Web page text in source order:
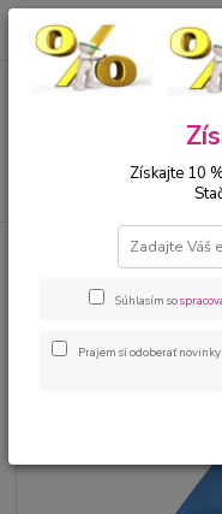
00421 905 612848
Kojenecké
Kojenecký
svetlá modrá
Získajte 10
Súhlasím so
Prajem si odoberať